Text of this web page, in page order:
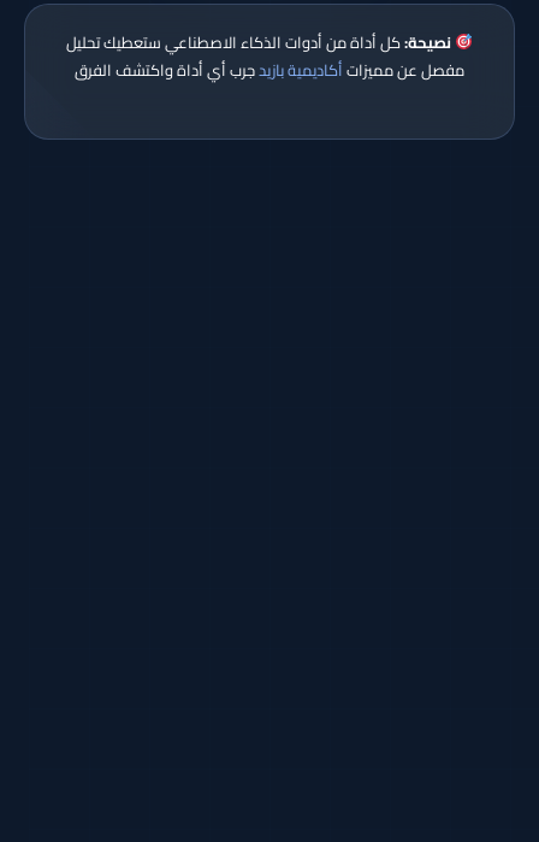
نصيحة:كل أداة من أدوات الذكاء الاصطناعي ستعطيك تحليل
مفصل عن مميزاتأكاديمية بازيدجرب أي أداة واكتشف الفرق